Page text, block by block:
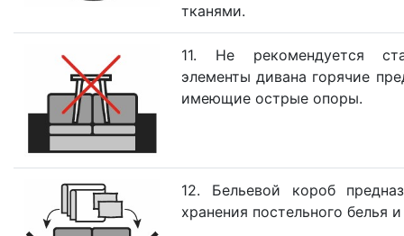
тканями.
11. Не рекомендуется
элементы дивана горячие
имеющие острые опоры.
12. Бельевой короб
хранения постельного белья